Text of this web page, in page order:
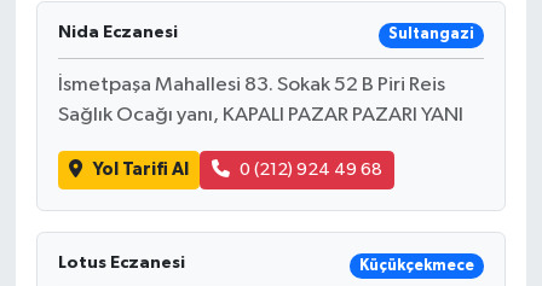
Nida Eczanesi Sultangazi
İsmetpaşa Mahallesi 83. Sokak 52 B Piri Reis
Sağlık Ocağı yanı, KAPALI PAZAR PAZARI YANI
Yol Tarifi Al 0 (212) 924 49 68
Lotus Eczanesi Küçükçekmece